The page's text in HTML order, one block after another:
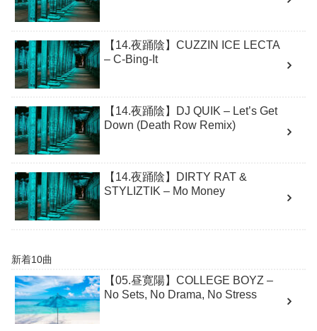
【14.夜踊陰】CUZZIN ICE LECTA
– C-Bing-It
【14.夜踊陰】DJ QUIK – Let’s Get
Down (Death Row Remix)
【14.夜踊陰】DIRTY RAT &
STYLIZTIK – Mo Money
新着10曲
【05.昼寛陽】COLLEGE BOYZ –
No Sets, No Drama, No Stress